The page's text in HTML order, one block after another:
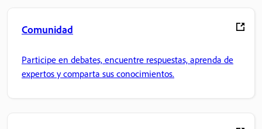
Comunidad
Participe en debates, encuentre respuestas, aprenda de
expertos y comparta sus conocimientos.